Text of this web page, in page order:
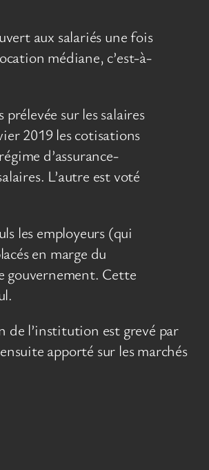
aux salariés une fois
médiane, c’est-à-
sur les salaires
2019 les cotisations
d’assurance-
L’autre est voté
les employeurs (qui
en marge du
gouvernement. Cette
de l’institution est grevé par
apporté sur les marchés